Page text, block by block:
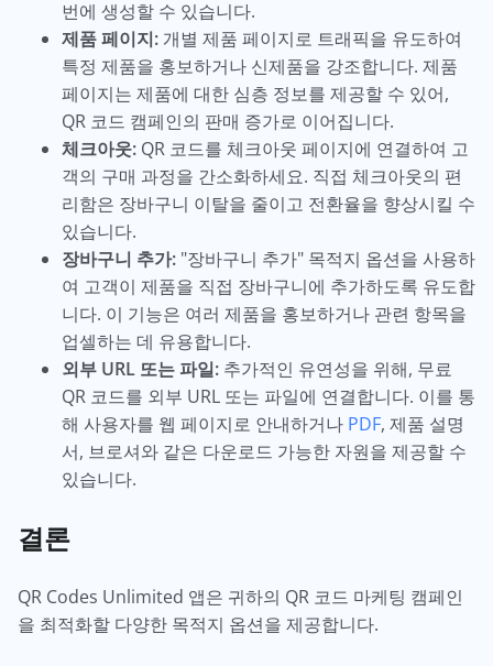
번에 생성할 수 있습니다.
제품 페이지: 개별 제품 페이지로 트래픽을 유도하여
특정 제품을 홍보하거나 신제품을 강조합니다. 제품
페이지는 제품에 대한 심층 정보를 제공할 수 있어,
QR 코드 캠페인의 판매 증가로 이어집니다.
체크아웃: QR 코드를 체크아웃 페이지에 연결하여 고
객의 구매 과정을 간소화하세요. 직접 체크아웃의 편
리함은 장바구니 이탈을 줄이고 전환율을 향상시킬 수
있습니다.
장바구니 추가: "장바구니 추가" 목적지 옵션을 사용하
여 고객이 제품을 직접 장바구니에 추가하도록 유도합
니다. 이 기능은 여러 제품을 홍보하거나 관련 항목을
업셀하는 데 유용합니다.
외부 URL 또는 파일: 추가적인 유연성을 위해, 무료
QR 코드를 외부 URL 또는 파일에 연결합니다. 이를 통
해 사용자를 웹 페이지로 안내하거나 PDF, 제품 설명
서, 브로셔와 같은 다운로드 가능한 자원을 제공할 수
있습니다.
결론
QR Codes Unlimited 앱은 귀하의 QR 코드 마케팅 캠페인
을 최적화할 다양한 목적지 옵션을 제공합니다.